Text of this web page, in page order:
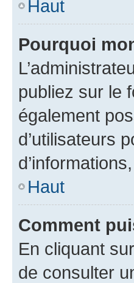
Haut
Pourquoi
publiez sur le
également
d’utilisateurs
Haut
Comment
En cliquant
de consulter